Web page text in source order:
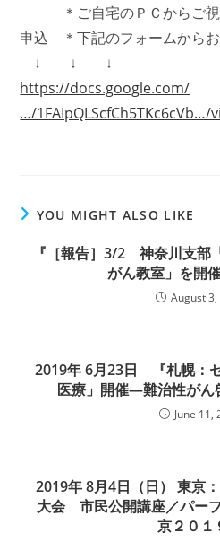
＊ご自宅のＰＣからご視
申込 ＊下記のフォームからお
↓ ↓ ↓
https://docs.google.com/
…/1FAIpQLScfCh5TKc6cVb…/
YOU MIGHT ALSO LIKE
『［報告］3/2 神奈川支部
がん教室」を開
August
2019年 6月23日 『札幌：
医療」開催―難治性がん
June 11,
2019年 8月4日（日） 東京
大会 市民公開講座／パー
京２０１